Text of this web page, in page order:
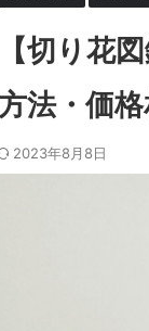
【切り花
法・価
2023年8月8日